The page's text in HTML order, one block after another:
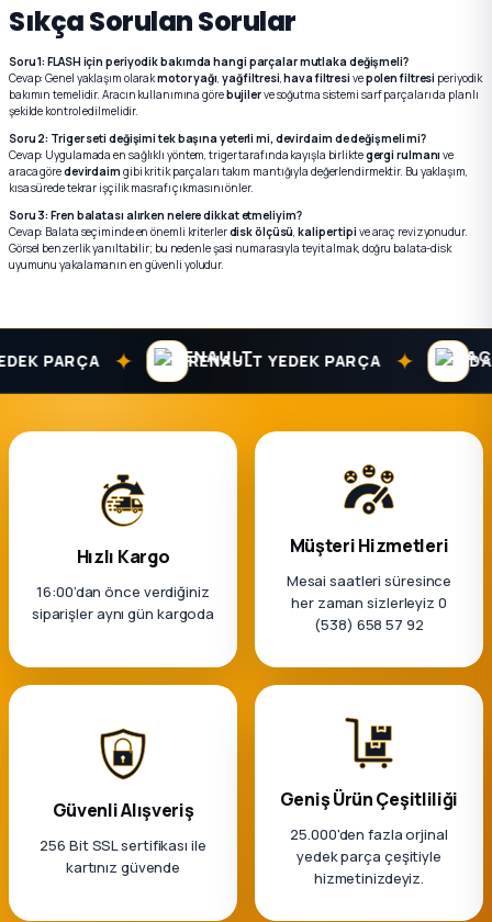
Sıkça Sorulan Sorular
Soru 1: FLASH için periyodik bakımda hangi parçalar mutlaka değişmeli?
Cevap: Genel yaklaşım olarakmotor yağı, yağ filtresi,hava filtresi vepolen filtresi periyodik
bakımın temelidir. Aracın kullanımına görebujilerve soğutma sistemi sarf parçaları da planlı
şekilde kontrol edilmelidir.
Soru 2: Triger seti değişimi tek başına yeterli mi, devirdaim de değişmeli mi?
Cevap: Uygulamada en sağlıklı yöntem, triger tarafında kayışla birliktegergi rulmanı ve
araca göredevirdaim gibi kritik parçaları takım mantığıyla değerlendirmektir. Bu yaklaşım,
kısa sürede tekrar işçilik masrafı çıkmasını önler.
Soru 3: Fren balatası alırken nelere dikkat etmeliyim?
Cevap: Balata seçiminde en önemli kriterlerdisk ölçüsü,kaliper tipi ve araç revizyonudur.
Görsel benzerlik yanıltabilir; bu nedenle şasi numarasıyla teyit almak, doğru balata-disk
uyumunu yakalamanın en güvenli yoludur.
PARÇA ✦ RENAULT YEDEK PARÇA ✦ DACIA
Hızlı Kargo
16:00’dan önce verdiğiniz
siparişler aynı gün kargoda
Müşteri Hizmetleri
Mesai saatleri süresince
her zaman sizlerleyiz 0
(538) 658 57 92
Güvenli Alışveriş
256 Bit SSL sertifikası ile
kartınız güvende
Geniş Ürün Çeşitliliği
25.000'den fazla orjinal
yedek parça çeşitiyle
hizmetinizdeyiz.